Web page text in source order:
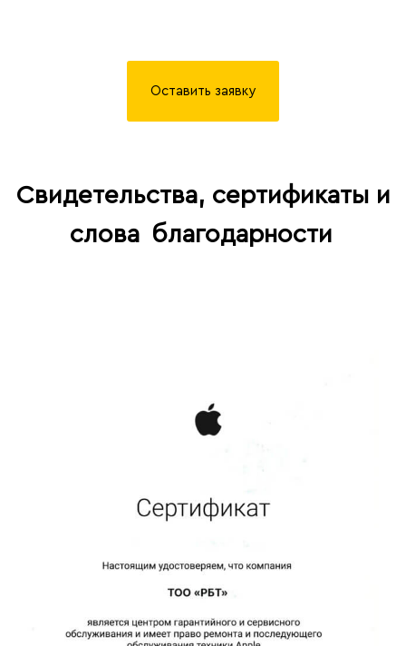
Оставить заявку
Свидетельства, сертификаты и
слова благодарности